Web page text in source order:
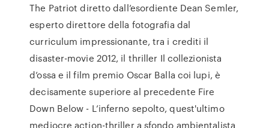
The Patriot diretto dall’esordiente Dean Semler,
esperto direttore della fotografia dal
curriculum impressionante, tra i crediti il
disaster-movie 2012, il thriller Il collezionista
d’ossa e il film premio Oscar Balla coi lupi, è
decisamente superiore al precedente Fire
Down Below - L’inferno sepolto, quest'ultimo
mediocre action-thriller a sfondo ambientalista